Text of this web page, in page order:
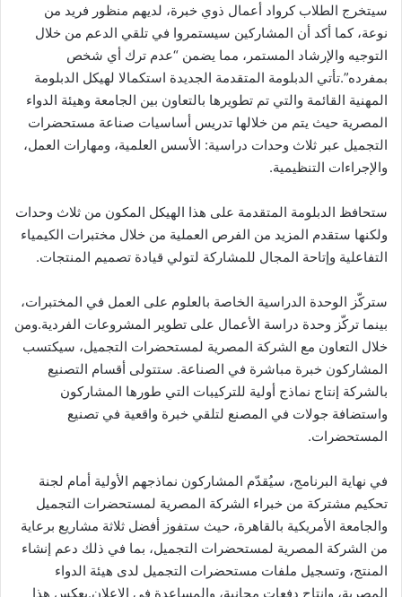
سيتخرج الطلاب كرواد أعمال ذوي خبرة، لديهم منظور فريد من
نوعة، كما أكد أن المشاركين سيستمروا في تلقي الدعم من خلال
التوجيه والإرشاد المستمر، مما يضمن “عدم ترك أي شخص
بمفرده”.تأتي الدبلومة المتقدمة الجديدة استكمالا لهيكل الدبلومة
المهنية القائمة والتي تم تطويرها بالتعاون بين الجامعة وهيئة الدواء
المصرية حيث يتم من خلالها تدريس أساسيات صناعة مستحضرات
التجميل عبر ثلاث وحدات دراسية: الأسس العلمية، ومهارات العمل،
والإجراءات التنظيمية.
ستحافظ الدبلومة المتقدمة على هذا الهيكل المكون من ثلاث وحدات
ولكنها ستقدم المزيد من الفرص العملية من خلال مختبرات الكيمياء
التفاعلية وإتاحة المجال للمشاركة لتولي قيادة تصميم المنتجات.
ستركّز الوحدة الدراسية الخاصة بالعلوم على العمل في المختبرات،
بينما تركّز وحدة دراسة الأعمال على تطوير المشروعات الفردية.ومن
خلال التعاون مع الشركة المصرية لمستحضرات التجميل، سيكتسب
المشاركون خبرة مباشرة في الصناعة. ستتولى أقسام التصنيع
بالشركة إنتاج نماذج أولية للتركيبات التي طورها المشاركون
واستضافة جولات في المصنع لتلقي خبرة واقعية في تصنيع
المستحضرات.
في نهاية البرنامج، سيُقدّم المشاركون نماذجهم الأولية أمام لجنة
تحكيم مشتركة من خبراء الشركة المصرية لمستحضرات التجميل
والجامعة الأمريكية بالقاهرة، حيث ستفوز أفضل ثلاثة مشاريع برعاية
من الشركة المصرية لمستحضرات التجميل، بما في ذلك دعم إنشاء
المنتج، وتسجيل ملفات مستحضرات التجميل لدى هيئة الدواء
المصرية، وإنتاج دفعات مجانية، والمساعدة في الإعلان.يعكس هذا